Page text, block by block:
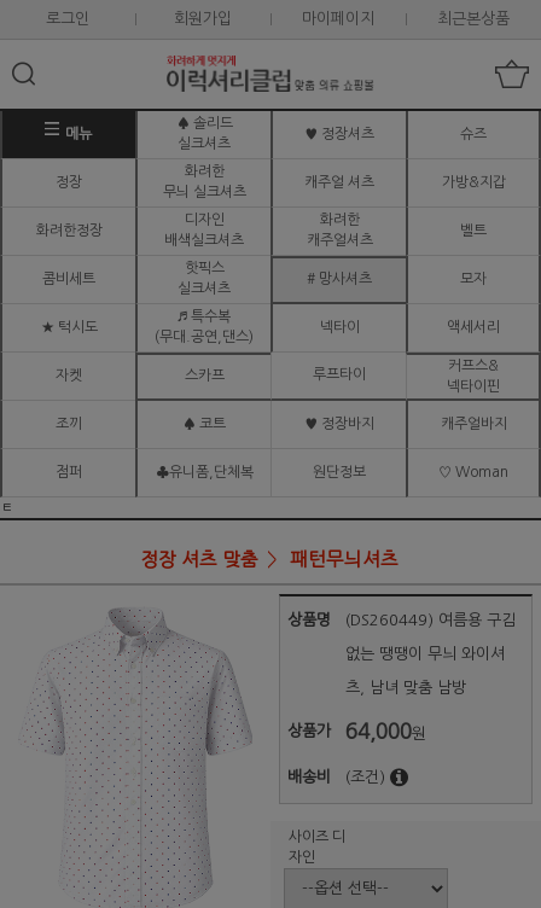
로그인 회원가입 마이페이지 최근본상품
메뉴
♠ 솔리드
실크셔츠
♥ 정장셔츠 슈즈
정장
화려한
무늬 실크셔츠
캐주얼 셔츠 가방&지갑
화려한정장
디자인
배색실크셔츠
화려한
캐주얼셔츠
벨트
콤비세트
핫픽스
실크셔츠
# 망사셔츠 모자
★ 턱시도
♬ 특수복
(무대.공연,댄스)
넥타이 액세서리
자켓 스카프 루프타이
커프스&
넥타이핀
조끼 ♠ 코트 ♥ 정장바지 캐주얼바지
점퍼 ♣유니폼,단체복 원단정보 ♡ Woman
ㅌ
정장 셔츠 맞춤 패턴무늬셔츠
상품명 (DS260449) 여름용 구김
없는 땡땡이 무늬 와이셔
츠, 남녀 맞춤 남방
상품가 64,000원
배송비 (조건)
사이즈 디
자인